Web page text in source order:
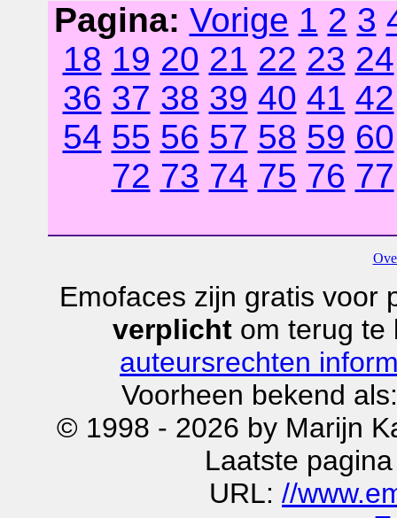
Pagina: Vorige 1 2 3
18 19 20 21 22 23 24
36 37 38 39 40 41 42
54 55 56 57 58 59 60
72 73 74 75 76 77
Emofaces zijn gratis voor
verplichtom terug te
auteursrechten
Voorheen bekend
© 1998 - 2026 by Marijn
Laatste
URL: //